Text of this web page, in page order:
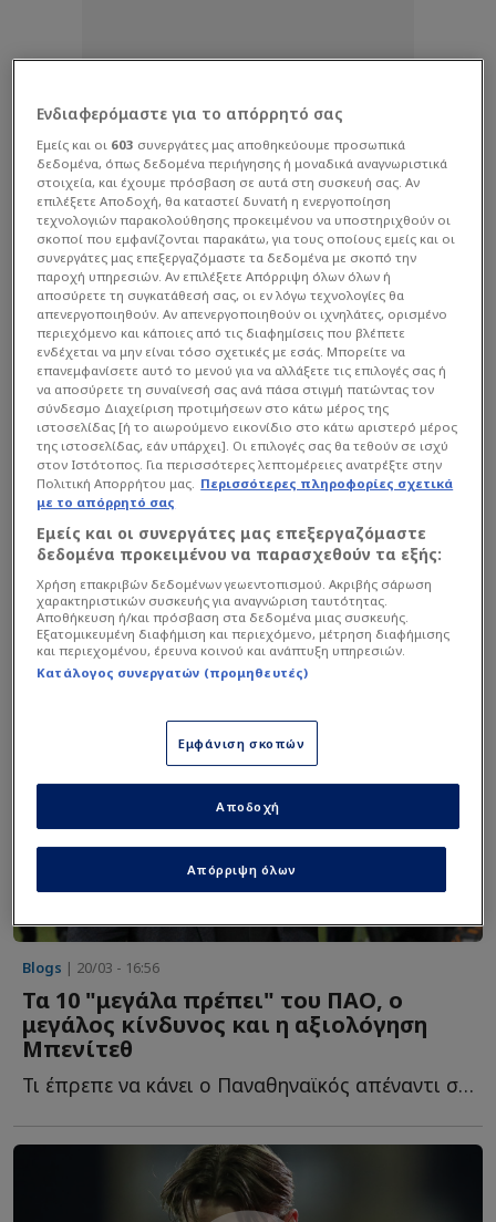
Blogs| VIDEO 04/05 - 19:00
Πέταξε το γάντι σε Αλαφούζο ο
Μπενίτεθ - Να κόψει το τεντωμένο
σχοινί η ΑΕΚ
Blogs | 20/03 - 16:56
Τα 10 "μεγάλα πρέπει" του ΠΑΟ, ο
μεγάλος κίνδυνος και η αξιολόγηση
Μπενίτεθ
Τι έπρεπε να κάνει ο Παναθηναϊκός απέναντι στην Μπέτις, π...
Ενδιαφερόμαστε για το απόρρητό σας
Εμείς και οι 603 συνεργάτες μας αποθηκεύουμε προσωπικά
δεδομένα, όπως δεδομένα περιήγησης ή μοναδικά αναγνωριστικά
στοιχεία, και έχουμε πρόσβαση σε αυτά στη συσκευή σας. Αν
επιλέξετε Αποδοχή, θα καταστεί δυνατή η ενεργοποίηση
τεχνολογιών παρακολούθησης προκειμένου να υποστηριχθούν οι
σκοποί που εμφανίζονται παρακάτω, για τους οποίους εμείς και οι
συνεργάτες μας επεξεργαζόμαστε τα δεδομένα με σκοπό την
παροχή υπηρεσιών. Αν επιλέξετε Απόρριψη όλων όλων ή
αποσύρετε τη συγκατάθεσή σας, οι εν λόγω τεχνολογίες θα
απενεργοποιηθούν. Αν απενεργοποιηθούν οι ιχνηλάτες, ορισμένο
περιεχόμενο και κάποιες από τις διαφημίσεις που βλέπετε
ενδέχεται να μην είναι τόσο σχετικές με εσάς. Μπορείτε να
επανεμφανίσετε αυτό το μενού για να αλλάξετε τις επιλογές σας ή
να αποσύρετε τη συναίνεσή σας ανά πάσα στιγμή πατώντας τον
σύνδεσμο Διαχείριση προτιμήσεων στο κάτω μέρος της
ιστοσελίδας [ή το αιωρούμενο εικονίδιο στο κάτω αριστερό μέρος
της ιστοσελίδας, εάν υπάρχει]. Οι επιλογές σας θα τεθούν σε ισχύ
στον Ιστότοπος. Για περισσότερες λεπτομέρειες ανατρέξτε στην
Πολιτική Απορρήτου μας. Περισσότερες πληροφορίες σχετικά
με το απόρρητό σας
Εμείς και οι συνεργάτες μας επεξεργαζόμαστε
δεδομένα προκειμένου να παρασχεθούν τα εξής:
Χρήση επακριβών δεδομένων γεωεντοπισμού. Ακριβής σάρωση
χαρακτηριστικών συσκευής για αναγνώριση ταυτότητας.
Αποθήκευση ή/και πρόσβαση στα δεδομένα μιας συσκευής.
Εξατομικευμένη διαφήμιση και περιεχόμενο, μέτρηση διαφήμισης
και περιεχομένου, έρευνα κοινού και ανάπτυξη υπηρεσιών.
Κατάλογος συνεργατών (προμηθευτές)
Εμφάνιση σκοπών
Απόρριψη όλων
Αποδοχή